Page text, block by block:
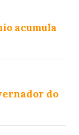
acumula
do